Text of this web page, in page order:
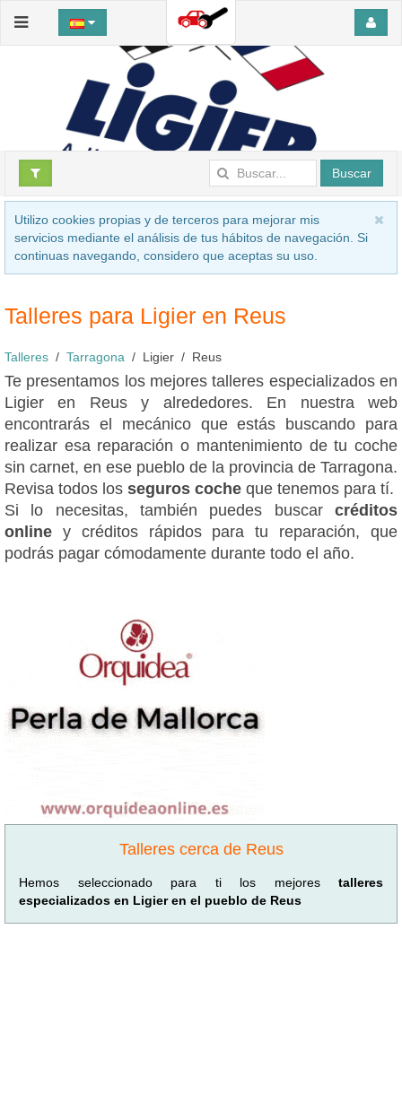
Buscar
Utilizo cookies propias y de terceros para mejorar mis
servicios mediante el análisis de tus hábitos de navegación. Si
continuas navegando, considero que aceptas su uso.
Talleres para Ligier en Reus
Talleres Tarragona Ligier Reus
Te presentamos los mejores talleres especializados en
Ligier en Reus y alrededores. En nuestra web
encontrarás el mecánico que estás buscando para
realizar esa reparación o mantenimiento de tu coche
sin carnet, en ese pueblo de la provincia de Tarragona.
Revisa todos los seguros coche que tenemos para tí.
Si lo necesitas, también puedes buscar créditos
online y créditos rápidos para tu reparación, que
podrás pagar cómodamente durante todo el año.
Talleres cerca de Reus
Hemos seleccionado para ti los mejores talleres
especializados en Ligier en el pueblo de Reus